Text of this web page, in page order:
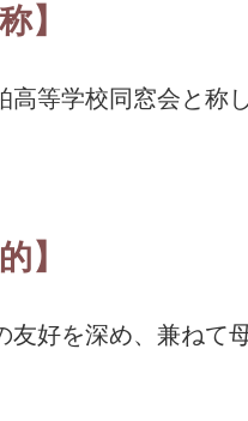
】
等学校同窓会と称
】
友好を深め、兼ねて